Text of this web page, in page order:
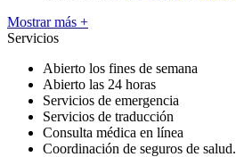
Mostrar más +
Servicios
Abierto los fines de semana
Abierto las 24 horas
Servicios de emergencia
Servicios de traducción
Consulta médica en línea
Coordinación de seguros de salud.